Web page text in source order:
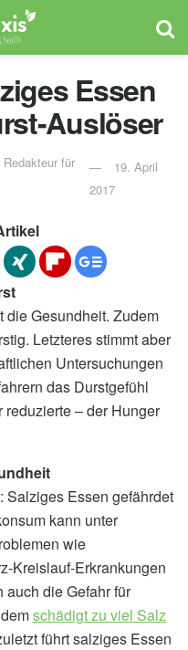
Essen
Auslöser
Redakteur für
19. April
2017
Gesundheit. Zudem
Letzteres stimmt aber
Untersuchungen
das Durstgefühl
– der Hunger
Salziges Essen gefährdet
kann unter
wie
Kreislauf-Erkrankungen
auch die Gefahr für
schädigt zu viel Salz
führt salziges Essen